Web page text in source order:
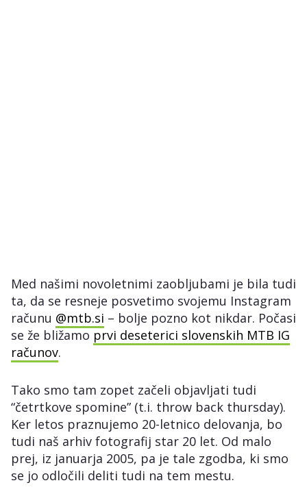
Med našimi novoletnimi zaobljubami je bila tudi
ta, da se resneje posvetimo svojemu Instagram
računu @mtb.si – bolje pozno kot nikdar. Počasi
se že bližamo prvi deseterici slovenskih MTB IG
računov.
Tako smo tam zopet začeli objavljati tudi
“četrtkove spomine” (t.i. throw back thursday).
Ker letos praznujemo 20-letnico delovanja, bo
tudi naš arhiv fotografij star 20 let. Od malo
prej, iz januarja 2005, pa je tale zgodba, ki smo
se jo odločili deliti tudi na tem mestu.